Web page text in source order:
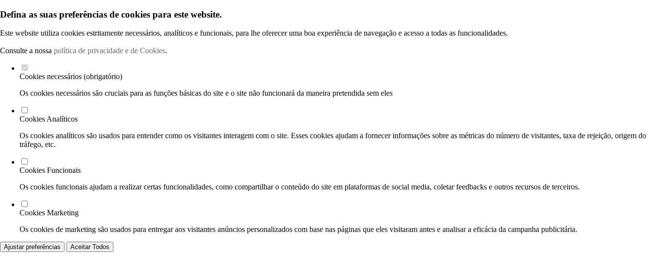
Defina as suas preferências de cookies para este website.
Este website utiliza cookies estritamente necessários, analíticos e funcionais, para lhe oferecer uma boa experiência de navegação e acesso a todas as funcionalidades.
Consulte a nossa política de privacidade e de Cookies.
Cookies necessários (obrigatório)
Os cookies necessários são cruciais para as funções básicas do site e o site não funcionará da maneira pretendida sem eles
Cookies Analíticos
Os cookies analíticos são usados para entender como os visitantes interagem com o site. Esses cookies ajudam a fornecer informações sobre as métricas do número de visitantes, taxa de rejeição, origem do
tráfego, etc.
Cookies Funcionais
Os cookies funcionais ajudam a realizar certas funcionalidades, como compartilhar o conteúdo do site em plataformas de social media, coletar feedbacks e outros recursos de terceiros.
Cookies Marketing
Os cookies de marketing são usados para entregar aos visitantes anúncios personalizados com base nas páginas que eles visitaram antes e analisar a eficácia da campanha publicitária.
Ajustar preferências Aceitar Todos